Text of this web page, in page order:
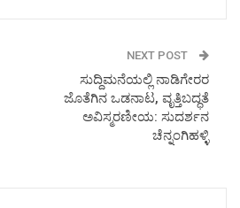
NEXT POST
ಸುದ್ದಿಮನೆಯಲ್ಲಿ ನಾಡಿಗೇರರ
ಜೊತೆಗಿನ ಒಡನಾಟ, ವೃತ್ತಿಬದ್ಧತೆ
ಅವಿಸ್ಮರಣೀಯ: ಸುದರ್ಶನ
ಚೆನ್ನಂಗಿಹಳ್ಳಿ